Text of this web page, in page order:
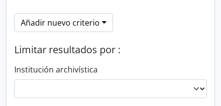
Añadir nuevo criterio
Limitar resultados por :
Institución archivística